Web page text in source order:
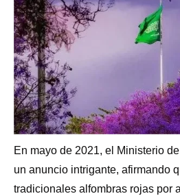
En mayo de 2021, el Ministerio
un anuncio intrigante, afirmando
tradicionales alfombras rojas por